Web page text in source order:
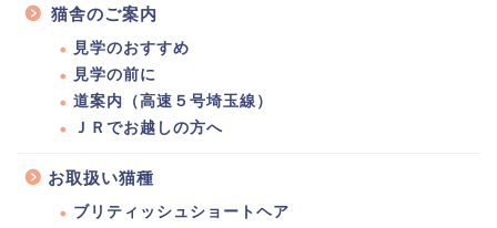
猫舎のご案内
見学のおすすめ
見学の前に
道案内（高速５号埼玉線）
ＪＲでお越しの方へ
お取扱い猫種
ブリティッシュショートヘア